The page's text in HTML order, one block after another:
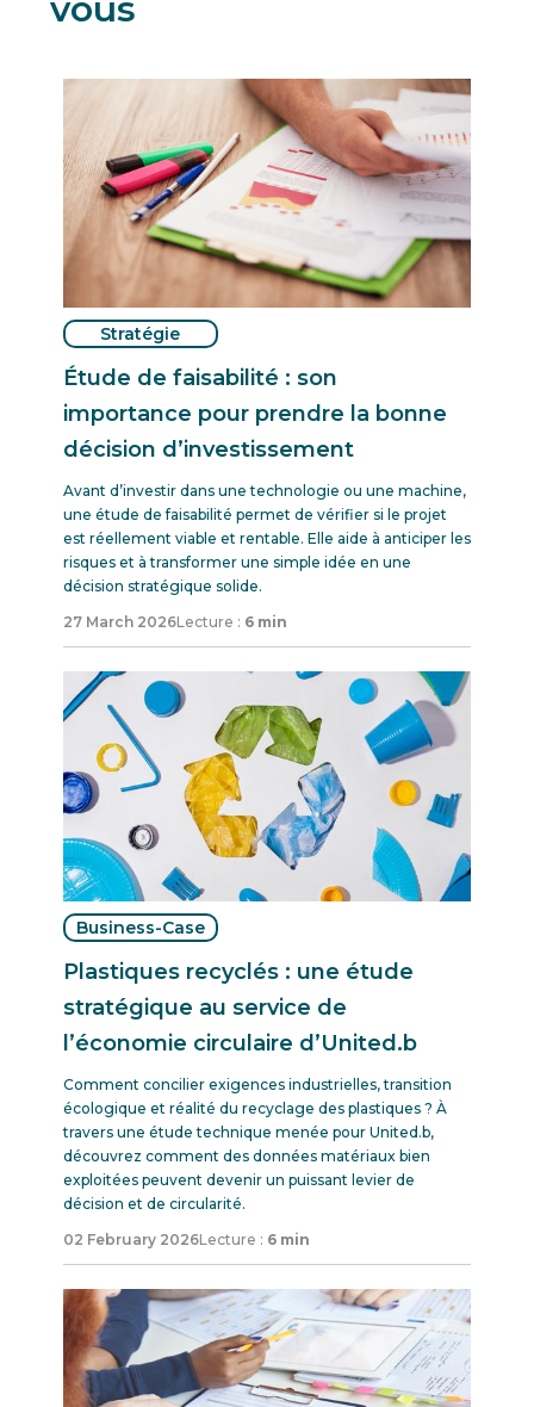
Stratégie
Étude de faisabilité : son
importance pour prendre la bonne
décision d’investissement
Avant d’investir dans une technologie ou une machine,
une étude de faisabilité permet de vérifier si le projet
est réellement viable et rentable. Elle aide à anticiper les
risques et à transformer une simple idée en une
décision stratégique solide.
27 March 2026Lecture : 6 min
Business-Case
Plastiques recyclés : une étude
stratégique au service de
l’économie circulaire d’United.b
Comment concilier exigences industrielles, transition
écologique et réalité du recyclage des plastiques ? À
travers une étude technique menée pour United.b,
découvrez comment des données matériaux bien
exploitées peuvent devenir un puissant levier de
décision et de circularité.
02 February 2026Lecture : 6 min